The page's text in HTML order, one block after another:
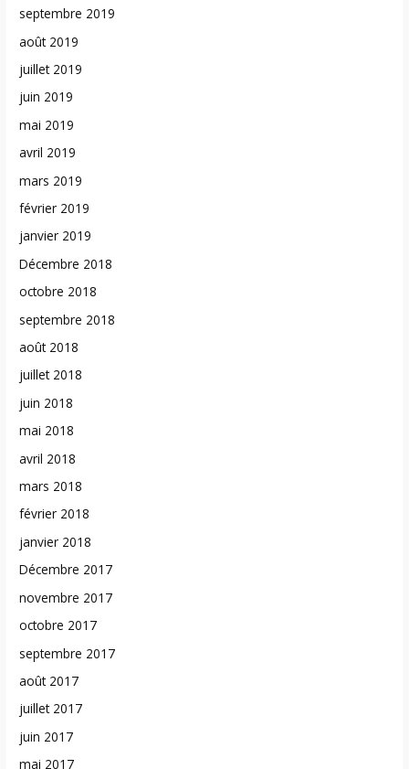
septembre 2019
août 2019
juillet 2019
juin 2019
mai 2019
avril 2019
mars 2019
février 2019
janvier 2019
Décembre 2018
octobre 2018
septembre 2018
août 2018
juillet 2018
juin 2018
mai 2018
avril 2018
mars 2018
février 2018
janvier 2018
Décembre 2017
novembre 2017
octobre 2017
septembre 2017
août 2017
juillet 2017
juin 2017
mai 2017